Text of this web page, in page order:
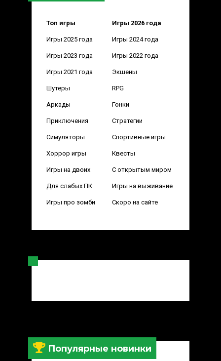
Топ игры Игры 2026 года
Игры 2025 года Игры 2024 года
Игры 2023 года Игры 2022 года
Игры 2021 года Экшены
Шутеры RPG
Аркады Гонки
Приключения Стратегии
Симуляторы Спортивные игры
Хоррор игры Квесты
Игры на двоих С открытым миром
Для слабых ПК Игры на выживание
Игры про зомби Скоро на сайте
Популярные новинки